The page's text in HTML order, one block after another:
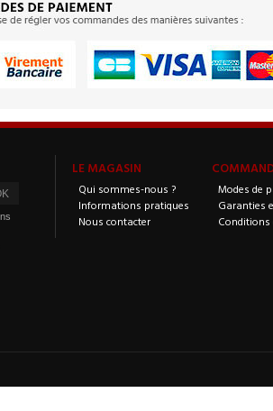
LE MAGASIN
Qui sommes-nous ?
Informations pratiques
Nous contacter
Modes de
Garanties
Conditions